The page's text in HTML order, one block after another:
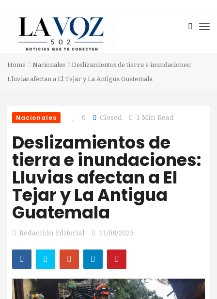
Home Nacionales
Deslizamientos de tierra e inundaciones:
Lluvias afectan a El Tejar y La Antigua Guatemala
Nacionales 0 Closed 1 Min Read
Deslizamientos de
tierra e inundaciones:
Lluvias afectan a El
Tejar y La Antigua
Guatemala
Redacción Editorial 11/08/2023